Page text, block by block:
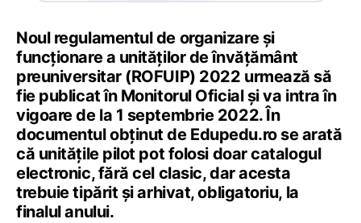
Noul regulamentul de organizare și
funcționare a unităților de învățământ
preuniversitar (ROFUIP) 2022 urmează să
fie publicat în Monitorul Oficial și va intra în
vigoare de la 1 septembrie 2022. În
documentul obținut de Edupedu.ro se arată
că unitățile pilot pot folosi doar catalogul
electronic, fără cel clasic, dar acesta
trebuie tipărit și arhivat, obligatoriu, la
finalul anului.